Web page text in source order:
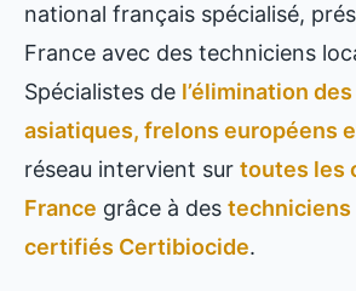
national français spécialisé,
France avec des techniciens
Spécialistes de l’élimination
asiatiques, frelons européens
réseau intervient sur toutes les
France grâce à des techniciens
certifiés Certibiocide.